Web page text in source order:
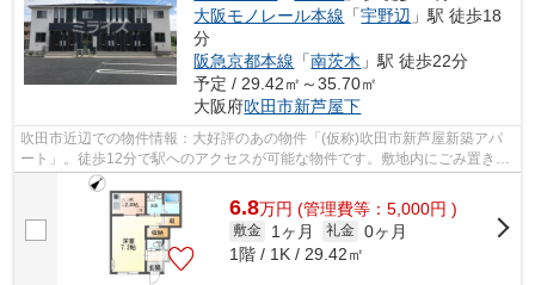
大阪モノレール本線 「宇野辺 」駅 徒歩18
分
阪急京都本線 「南茨木 」駅 徒歩22分
予定 / 29.42㎡～35.70㎡
大阪府吹田市新芦屋下
吹田市近辺での物件情報：大好評のあの物件「(仮称)吹田市新芦屋新築アパ
ート」。徒歩12分で駅へのアクセスが可能な物件です。敷地内にごみ置き場
のあるアパートです。よくお出かけを...
6.8万円 (管理費等：5,000円 )
敷金 1ヶ月 礼金 0ヶ月
1階 / 1K / 29.42㎡